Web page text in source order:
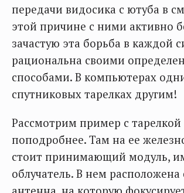
передачи видосика с ютуба в
этой причине с ними активно
зачастую эта борьба в каждой
рациональна своими
способами. В компьютерах
спутниковых тарелках другим!
Рассмотрим пример с тарелкой
поподробнее. Там на ее
стоит принимающий модуль,
облучатель. В нем расположена